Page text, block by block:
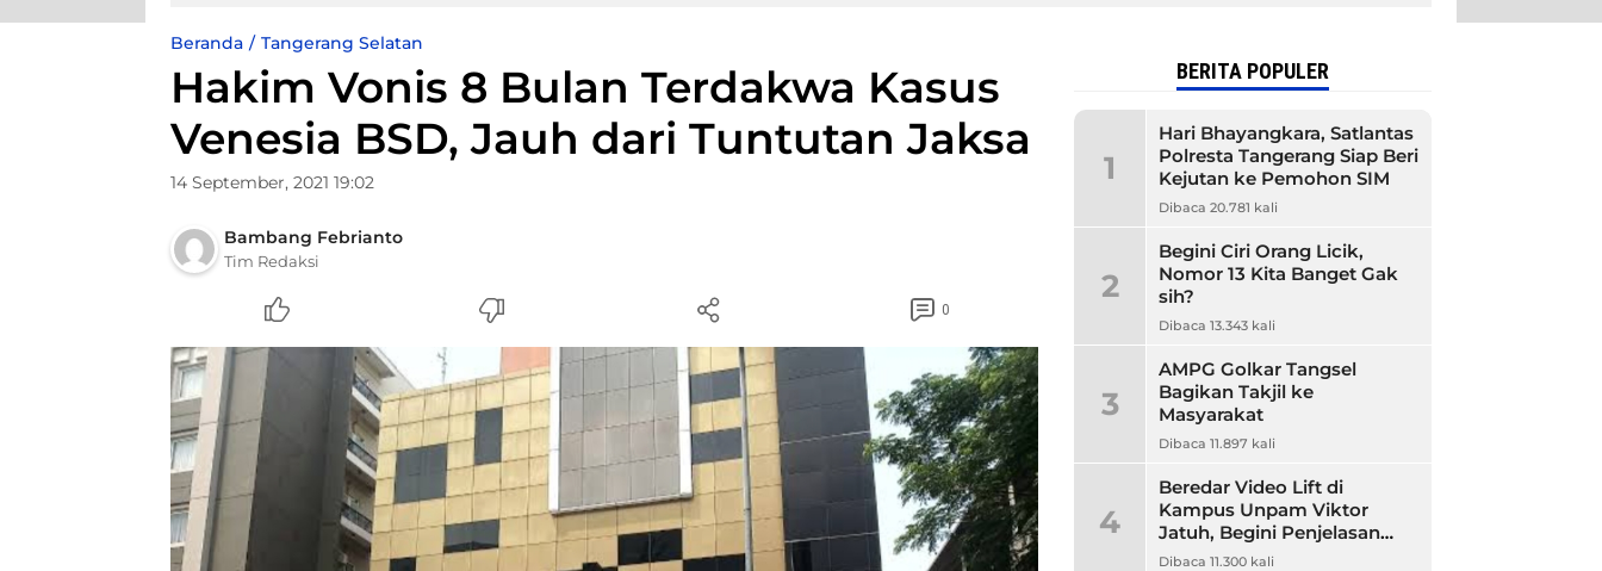
Beranda Tangerang Selatan
Hakim Vonis 8 Bulan Terdakwa Kasus
Venesia BSD, Jauh dari Tuntutan Jaksa
14 September, 2021 19:02
Bambang Febrianto
Tim Redaksi
0
BERITA POPULER
1
Hari Bhayangkara, Satlantas
Polresta Tangerang Siap Beri
Kejutan ke Pemohon SIM
Dibaca 20.781 kali
2
Begini Ciri Orang Licik,
Nomor 13 Kita Banget Gak
sih?
Dibaca 13.343 kali
3
AMPG Golkar Tangsel
Bagikan Takjil ke
Masyarakat
Dibaca 11.897 kali
4
Beredar Video Lift di
Kampus Unpam Viktor
Jatuh, Begini Penjelasan
Rektor Unpam
Dibaca 11.300 kali